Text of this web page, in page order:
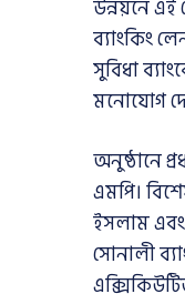
উন্নয়নে এই
ব্যাংকিং
সুবিধা
মনোযোগ
অনুষ্ঠানে
এমপি।
ইসলাম এবং
সোনালী